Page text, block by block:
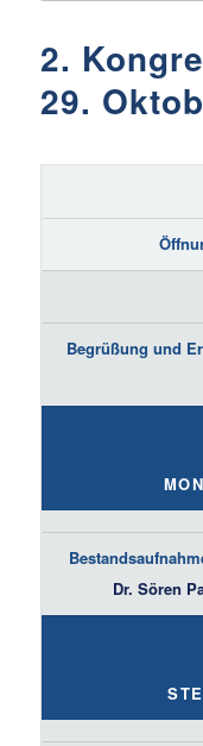
2.
29.
Begrüßung und
Dr. Sören